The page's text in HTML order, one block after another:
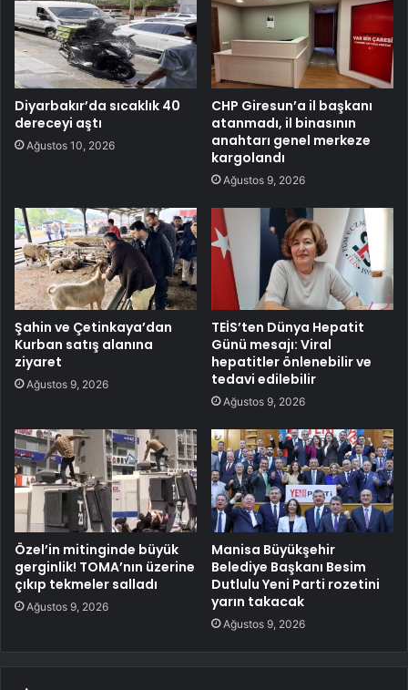
Diyarbakır’da sıcaklık 40
dereceyi aştı
Ağustos 10, 2026
CHP Giresun’a il başkanı
atanmadı, il binasının
anahtarı genel merkeze
kargolandı
Ağustos 9, 2026
Şahin ve Çetinkaya’dan
Kurban satış alanına
ziyaret
Ağustos 9, 2026
TEİS’ten Dünya Hepatit
Günü mesajı: Viral
hepatitler önlenebilir ve
tedavi edilebilir
Ağustos 9, 2026
Özel’in mitinginde büyük
gerginlik! TOMA’nın üzerine
çıkıp tekmeler salladı
Ağustos 9, 2026
Manisa Büyükşehir
Belediye Başkanı Besim
Dutlulu Yeni Parti rozetini
yarın takacak
Ağustos 9, 2026